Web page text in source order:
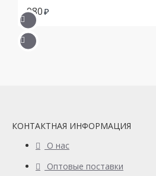
980
КОНТАКТНАЯ ИНФОРМАЦИЯ
О нас
Оптовые поставки